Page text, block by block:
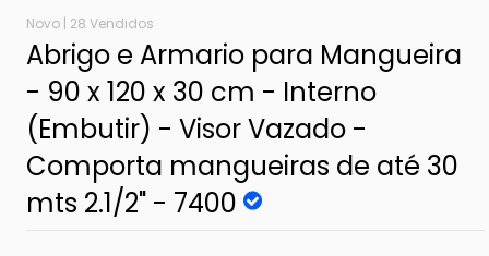
Novo | 28 Vendidos
Abrigo e Armario para Mangueira
- 90 x 120 x 30 cm - Interno
(Embutir) - Visor Vazado -
Comporta mangueiras de até 30
mts 2.1/2" - 7400